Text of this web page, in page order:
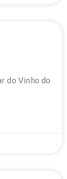
do Vinho do